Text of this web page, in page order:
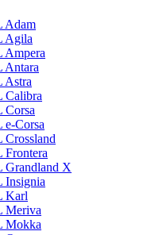
Adam
Agila
Ampera
Antara
Astra
Calibra
Corsa
e-Corsa
Crossland
Frontera
Grandland X
Insignia
Karl
Meriva
Mokka